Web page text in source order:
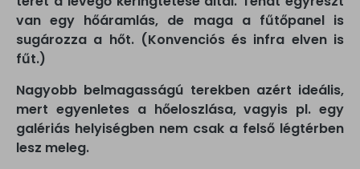
van egy hőáramlás, de maga a fűtőpanel is
sugározza a hőt. (Konvenciós és infra elven is
fűt.)
Nagyobb belmagasságú terekben azért ideális,
mert egyenletes a hőeloszlása, vagyis pl. egy
galériás helyiségben nem csak a felső légtérben
lesz meleg.